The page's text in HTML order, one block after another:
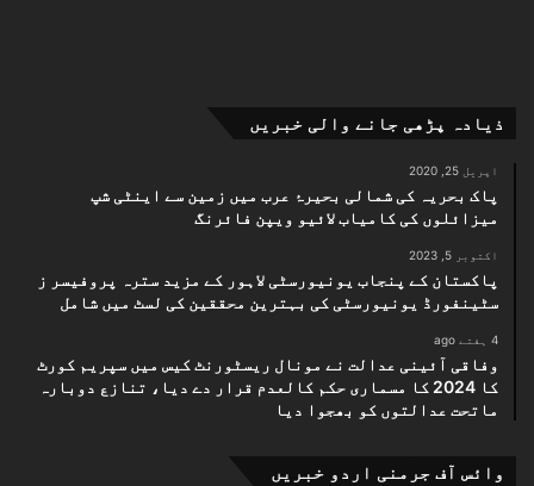
ذیادہ پڑھی جانے والی خبریں
اپریل 25, 2020
پاک بحریہ کی شمالی بحیرۂ عرب میں زمین سے اینٹی شپ
میزائلوں کی کامیاب لائیو ویپن فائرنگ
اکتوبر 5, 2023
پاکستان کے پنجاب یونیورسٹی لاہور کے مزید سترہ پروفیسر ز
سٹینفورڈ یونیورسٹی کی بہترین محققین کی لسٹ میں شامل
4 ہفتے ago
وفاقی آئینی عدالت نے مونال ریسٹورنٹ کیس میں سپریم کورٹ
کا 2024 کا مسماری حکم کالعدم قرار دے دیا، تنازع دوبارہ
ماتحت عدالتوں کو بھجوا دیا
وائس آف جرمنی اردو خبریں